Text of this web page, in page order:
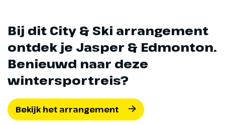
Bij dit City & Ski arrangement
ontdek je Jasper & Edmonton.
Benieuwd naar deze
wintersportreis?
Bekijk het arrangement